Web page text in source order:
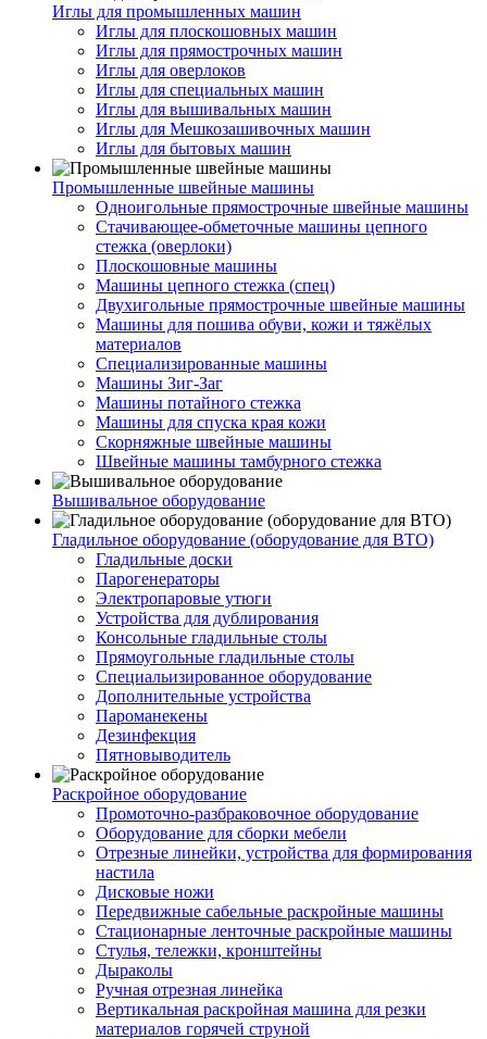
Иглы для промышленных машин
Иглы для плоскошовных машин
Иглы для прямострочных машин
Иглы для оверлоков
Иглы для специальных машин
Иглы для вышивальных машин
Иглы для Мешкозашивочных машин
Иглы для бытовых машин
Промышленные швейные машины
Одноигольные прямострочные швейные машины
Стачивающее-обметочные машины цепного
стежка (оверлоки)
Плоскошовные машины
Машины цепного стежка (спец)
Двухигольные прямострочные швейные машины
Машины для пошива обуви, кожи и тяжёлых
материалов
Специализированные машины
Машины Зиг-Заг
Машины потайного стежка
Машины для спуска края кожи
Скорняжные швейные машины
Швейные машины тамбурного стежка
Вышивальное оборудование
Гладильное оборудование (оборудование для ВТО)
Гладильные доски
Парогенераторы
Электропаровые утюги
Устройства для дублирования
Консольные гладильные столы
Прямоугольные гладильные столы
Специальизированное оборудование
Дополнительные устройства
Пароманекены
Дезинфекция
Пятновыводитель
Раскройное оборудование
Промоточно-разбраковочное оборудование
Оборудование для сборки мебели
Отрезные линейки, устройства для формирования
настила
Дисковые ножи
Передвижные сабельные раскройные машины
Стационарные ленточные раскройные машины
Стулья, тележки, кронштейны
Дыраколы
Ручная отрезная линейка
Вертикальная раскройная машина для резки
материалов горячей струной